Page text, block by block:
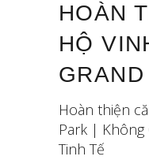
HOÀN
HỘ
Hoàn thiện
Park | Không
Tinh Tế